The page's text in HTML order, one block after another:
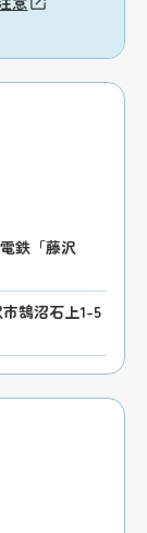
鉄「藤沢
鵠沼石上1-5